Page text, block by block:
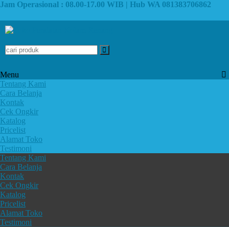
Jam Operasional : 08.00-17.00 WIB | Hub WA 081383706862
Menu
Tentang Kami
Cara Belanja
Kontak
Cek Ongkir
Katalog
Pricelist
Alamat Toko
Testimoni
Tentang Kami
Cara Belanja
Kontak
Cek Ongkir
Katalog
Pricelist
Alamat Toko
Testimoni